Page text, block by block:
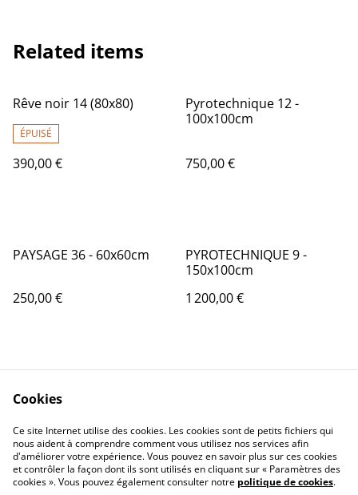
Related items
Rêve noir 14 (80x80)
ÉPUISÉ
390,00 €
Pyrotechnique 12 -
100x100cm
750,00 €
PAYSAGE 36 - 60x60cm
250,00 €
PYROTECHNIQUE 9 -
150x100cm
1 200,00 €
Contactez-nous
Conditions
Politique de
confidentialité
Politique de cookies
Cookies
Ce site Internet utilise des cookies. Les cookies sont de petits fichiers qui
nous aident à comprendre comment vous utilisez nos services afin
d'améliorer votre expérience. Vous pouvez en savoir plus sur ces cookies
et contrôler la façon dont ils sont utilisés en cliquant sur « Paramètres des
cookies ». Vous pouvez également consulter notre politique de cookies.